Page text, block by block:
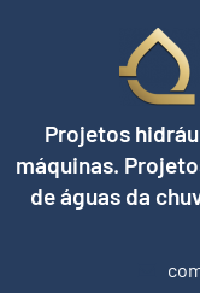
Projetos
máquinas.
de águas da